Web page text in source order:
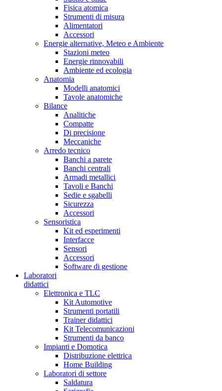
Fisica atomica
Strumenti di misura
Alimentatori
Accessori
Energie alternative, Meteo e Ambiente
Stazioni meteo
Energie rinnovabili
Ambiente ed ecologia
Anatomia
Modelli anatomici
Tavole anatomiche
Bilance
Analitiche
Compatte
Di precisione
Meccaniche
Arredo tecnico
Banchi a parete
Banchi centrali
Armadi metallici
Tavoli e Banchi
Sedie e sgabelli
Sicurezza
Accessori
Sensoristica
Kit ed esperimenti
Interfacce
Sensori
Accessori
Software di gestione
Laboratori
didattici
Elettronica e TLC
Kit Automotive
Strumenti portatili
Trainer didattici
Kit Telecomunicazioni
Strumenti da banco
Impianti e Domotica
Distribuzione elettrica
Home Building
Laboratori di settore
Saldatura